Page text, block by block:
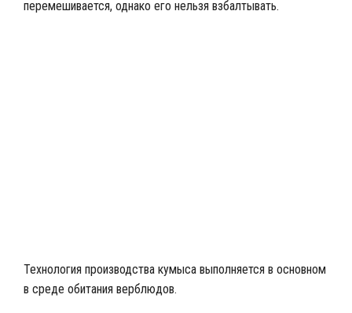
перемешивается, однако его нельзя взбалтывать.
Технология производства кумыса выполняется в основном
в среде обитания верблюдов.